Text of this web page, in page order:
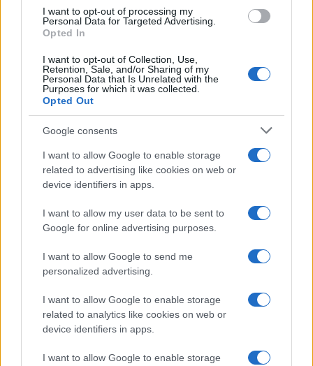
I want to opt-out of processing my
Personal Data for Targeted Advertising.
Opted In
I want to opt-out of Collection, Use,
Retention, Sale, and/or Sharing of my
Personal Data that Is Unrelated with the
Purposes for which it was collected.
Opted Out
Google consents
I want to allow Google to enable storage
related to advertising like cookies on web or
device identifiers in apps.
I want to allow my user data to be sent to
Google for online advertising purposes.
I want to allow Google to send me
personalized advertising.
I want to allow Google to enable storage
related to analytics like cookies on web or
device identifiers in apps.
I want to allow Google to enable storage
7/08/2026 - 12:30μμ
ΕΛΛΑΔΑ
Φωτιά στη Βοιωτία: Προφυλακίστηκαν ο
δήμαρχος Στυλίδας και άλλοι δύο
κατηγορούμενοι
7/08/2026 - 11:25πμ